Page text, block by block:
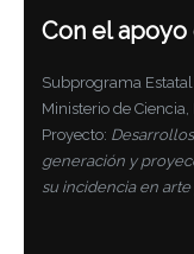
Con el apoyo
Subprograma
Ministerio de
Proyecto:
generación y
su incidencia en